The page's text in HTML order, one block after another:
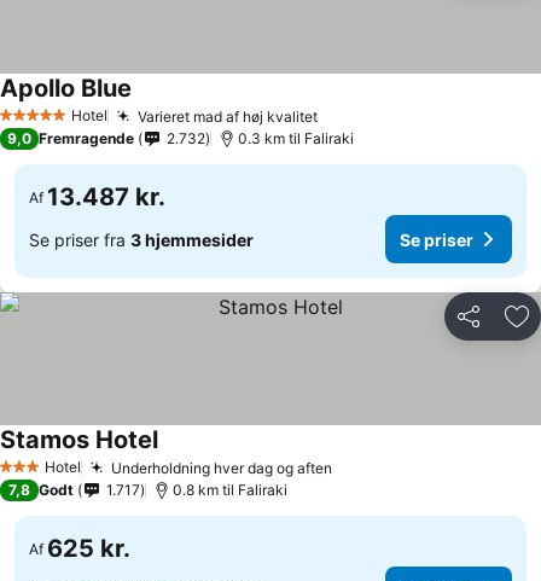
5 Stjerner Hotel Varieret mad af høj kvalitet
Apollo Blue
9,0 Fremragende 2.732 0.3 km til Faliraki
Af 13.487 kr.
Se priser fra 3 hjemmesider Se priser
Del
3 StjernerHotel Underholdning hver dag og aften
Stamos Hotel
7,8 Godt 1.717 0.8 km til Faliraki
Af 625 kr.